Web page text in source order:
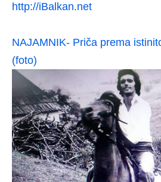
http://iBalkan.net
NAJAMNIK- Priča prema
(foto)